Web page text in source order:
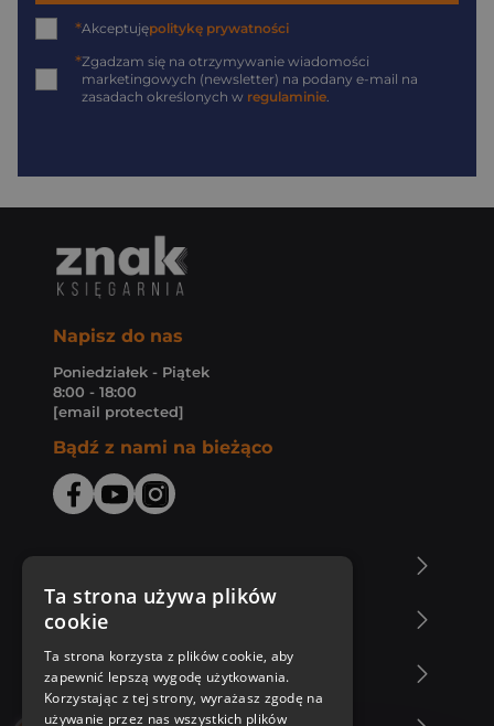
*Akceptujępolitykę prywatności
*Zgadzam się na otrzymywanie wiadomości
marketingowych (newsletter) na podany e-mail na
zasadach określonych w regulaminie
Napisz do nas
Poniedziałek - Piątek
8:00 - 18:00
[email protected]
Bądź z nami na bieżąco
Zakupy u nas
Nasza oferta
Ta strona używa plików
cookie
Ta strona korzysta z plików cookie, aby
zapewnić lepszą wygodę użytkowania.
Korzystając z tej strony, wyrażasz zgodę na
używanie przez nas wszystkich plików